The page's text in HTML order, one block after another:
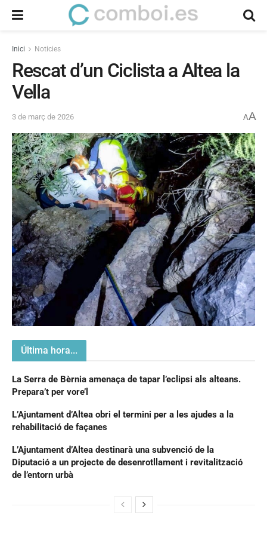
Inici Noticies
Rescat d’un Ciclista a Altea la
Vella
3 de març de 2026 AA
Última hora...
La Serra de Bèrnia amenaça de tapar l’eclipsi als alteans.
Prepara’t per vore’l
L’Ajuntament d’Altea obri el termini per a les ajudes a la
rehabilitació de façanes
L’Ajuntament d’Altea destinarà una subvenció de la
Diputació a un projecte de desenrotllament i revitalització
de l’entorn urbà